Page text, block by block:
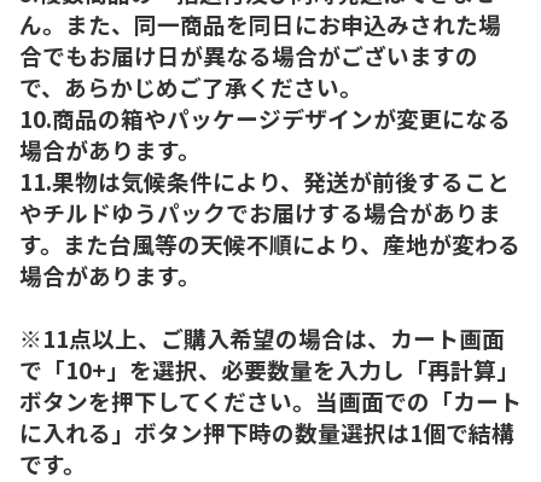
ん。また、同一商品を同日にお申込みされた場
合でもお届け日が異なる場合がございますの
で、あらかじめご了承ください。
10.商品の箱やパッケージデザインが変更になる
場合があります。
11.果物は気候条件により、発送が前後すること
やチルドゆうパックでお届けする場合がありま
す。また台風等の天候不順により、産地が変わる
場合があります。
※11点以上、ご購入希望の場合は、カート画面
で「10+」を選択、必要数量を入力し「再計算」
ボタンを押下してください。当画面での「カート
に入れる」ボタン押下時の数量選択は1個で結構
です。